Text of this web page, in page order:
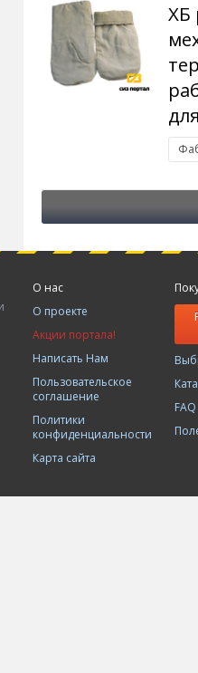
ХБ
О нас
О проекте
Акции портала!
Написать Нам
Пользовательское
соглашение
Политики
конфиденциальности
Карта сайта
FAQ